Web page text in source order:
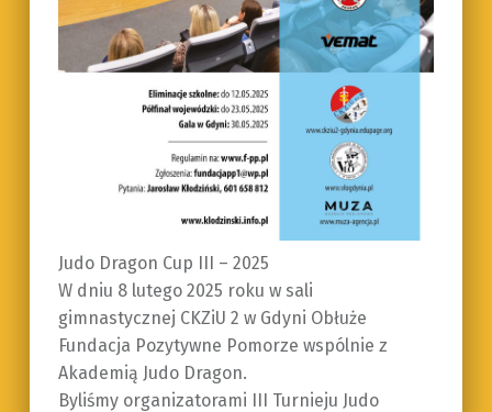
Judo Dragon Cup III – 2025
W dniu 8 lutego 2025 roku w sali
gimnastycznej CKZiU 2 w Gdyni Obłuże
Fundacja Pozytywne Pomorze wspólnie z
Akademią Judo Dragon.
Byliśmy organizatorami III Turnieju Judo